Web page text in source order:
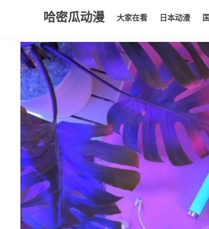
哈密瓜动漫 大家在看 日本动漫
大家在看 日本动漫 国产动漫 欧美动漫